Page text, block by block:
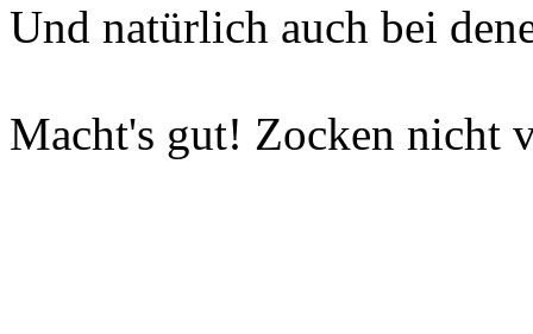
Und natürlich auch bei
Macht's gut! Zocken nicht